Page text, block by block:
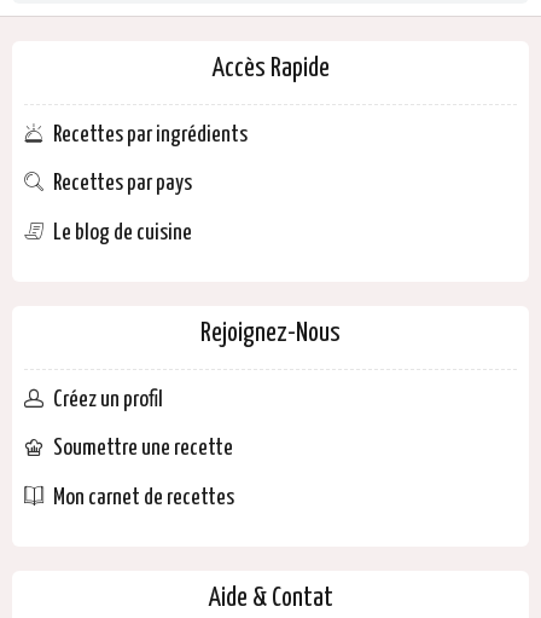
Accès Rapide
Recettes par ingrédients
Recettes par pays
Le blog de cuisine
Rejoignez-Nous
Créez un profil
Soumettre une recette
Mon carnet de recettes
Aide & Contat